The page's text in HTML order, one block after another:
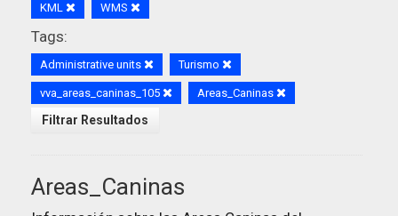
KML WMS
Tags:
Administrative units Turismo
vva_areas_caninas_105 Areas_Caninas
Filtrar Resultados
Areas_Caninas